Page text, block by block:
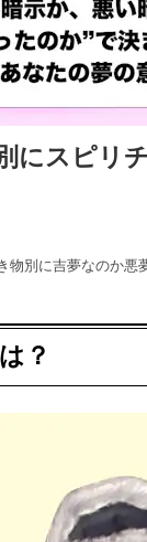
にスピリ
別に吉夢なのか悪
？